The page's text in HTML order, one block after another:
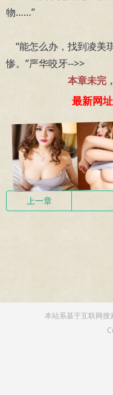
物……”
“能怎么办，找到凌美
惨。”严华咬牙-->>
本章未完
最新网
上一章
本站系基于互联网搜